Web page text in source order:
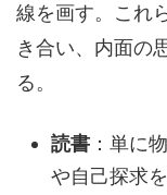
線を画す。これ
き合い、内面の
る。
読書 ：単に
や自己探求